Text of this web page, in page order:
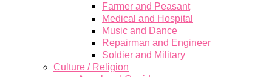
Farmer and Peasant
Medical and Hospital
Music and Dance
Repairman and Engineer
Soldier and Military
Culture / Religion